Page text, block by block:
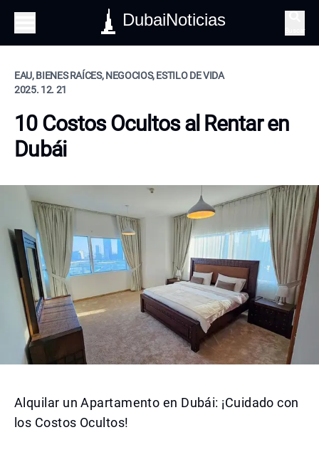
DubaiNoticias
EAU, BIENES RAÍCES, NEGOCIOS, ESTILO DE VIDA
2025. 12. 21
10 Costos Ocultos al Rentar en
Dubái
Alquilar un Apartamento en Dubái: ¡Cuidado con
los Costos Ocultos!